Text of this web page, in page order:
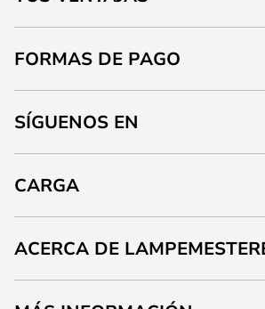
FORMAS DE PAGO
SÍGUENOS EN
CARGA
ACERCA DE